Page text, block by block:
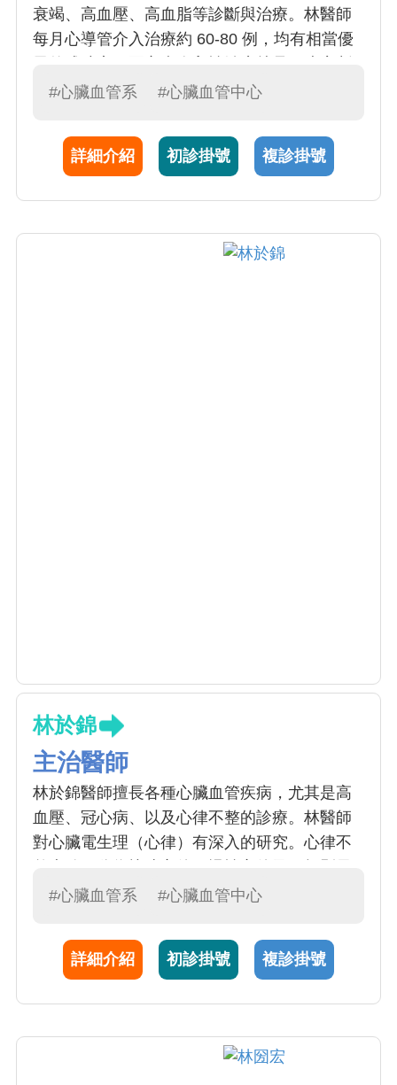
衰竭、高血壓、高血脂等診斷與治療。林醫師
每月心導管介入治療約 60-80 例，均有相當優
周邊動脈 (股或橈動脈等) 沿著動脈向心方向送
灶的冠狀動脈，對其狹窄病變進行擴張及疏通
的一種治療技術。林醫師亦深入鑽研心臟預防
#心臟血管系 #心臟血管中心
詳細介紹 初診掛號 複診掛號
林於錦
主治醫師
林於錦醫師擅長各種心臟血管疾病，尤其是高
血壓、冠心病、以及心律不整的診療。林醫師
對心臟電生理（心律）有深入的研究。心律不
期收縮三大類；心律不整的病症，絕對不可掉
出心律不整的類型，評估心律不整的嚴重性及
引起心律不整的病因，並給予最適當的治療。
#心臟血管系 #心臟血管中心
詳細介紹 初診掛號 複診掛號